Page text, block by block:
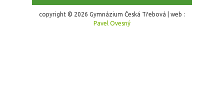
copyright © 2026 Gymnázium Česká Třebová | web :
Pavel Ovesný